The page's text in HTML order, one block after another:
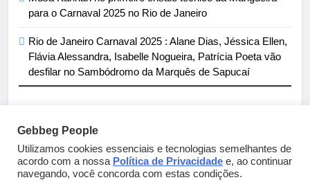
para o Carnaval 2025 no Rio de Janeiro
Rio de Janeiro Carnaval 2025 : Alane Dias, Jéssica Ellen,
Flávia Alessandra, Isabelle Nogueira, Patrícia Poeta vão
desfilar no Sambódromo da Marquês de Sapucaí
Parcerias e artigos patrocinados através do email
sortimentos@yahoo.com.br
Gebbeg People
Utilizamos cookies essenciais e tecnologias semelhantes de
acordo com a nossa Política de Privacidade e, ao continuar
navegando, você concorda com estas condições.